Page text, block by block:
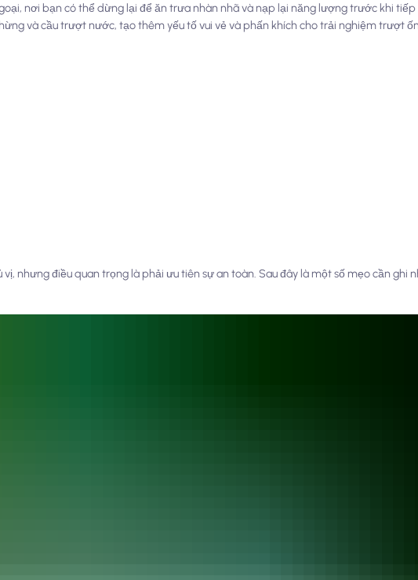
nơi bạn có thể dừng lại để ăn trưa nhàn nhã và nạp lại năng lượng trước khi
và cầu trượt nước, tạo thêm yếu tố vui vẻ và phấn khích cho trải nghiệm trượt
nhưng điều quan trọng là phải ưu tiên sự an toàn. Sau đây là một số mẹo cần ghi